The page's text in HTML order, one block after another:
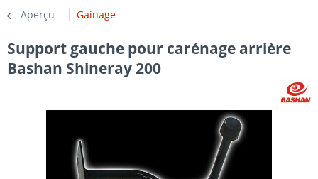
Aperçu Gainage
Support gauche pour carénage arrière
Bashan Shineray 200